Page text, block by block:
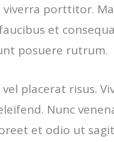
viverra porttitor.
et
posuere rutrum.
vel placerat risus.
Nunc
et odio ut